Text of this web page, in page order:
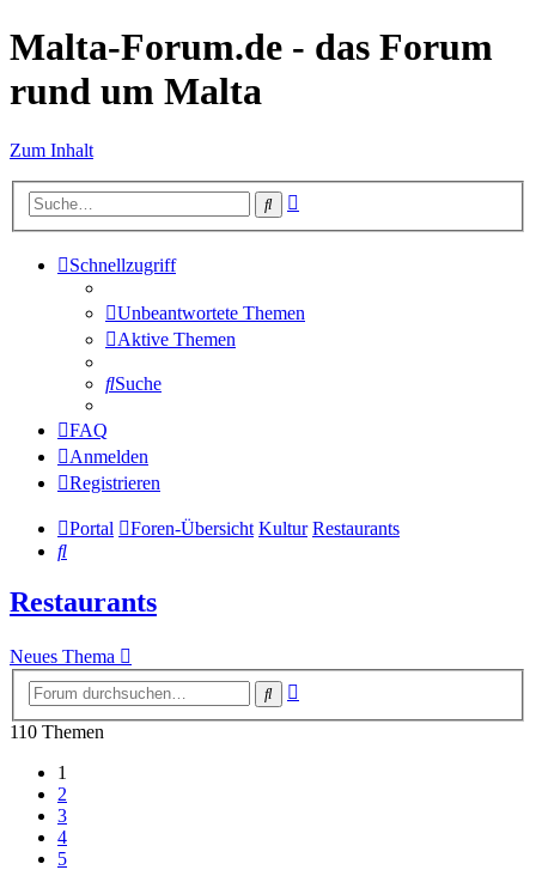
Malta-Forum.de - das Forum
rund um Malta
Zum Inhalt
Suche
Schnellzugriff
Unbeantwortete Themen
Aktive Themen
Suche
FAQ
Anmelden
Registrieren
Portal Foren-Übersicht Kultur Restaurants
Suche
Restaurants
Neues Thema
Suche
110 Themen
1
2
3
4
5